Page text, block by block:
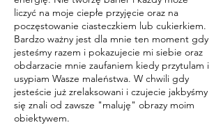
liczyć na moje ciepłe przyjęcie oraz na
poczęstowanie ciasteczkiem lub cukierkiem.
Bardzo ważny jest dla mnie ten moment gdy
jesteśmy razem i pokazujecie mi siebie oraz
obdarzacie mnie zaufaniem kiedy przytulam i
usypiam Wasze maleństwa. W chwili gdy
jesteście już zrelaksowani i czujecie jakbyśmy
się znali od zawsze "maluję" obrazy moim
obiektywem.